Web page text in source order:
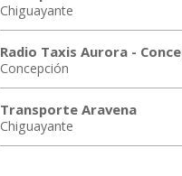
Chiguayante
Radio Taxis Aurora -
Concepción
Transporte Aravena
Chiguayante